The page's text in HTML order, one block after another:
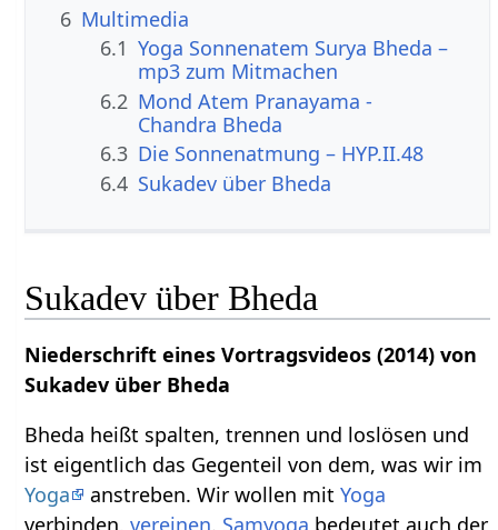
6 Multimedia
6.1 Yoga Sonnenatem Surya Bheda –
mp3 zum Mitmachen
6.2 Mond Atem Pranayama -
Chandra Bheda
6.3 Die Sonnenatmung – HYP.II.48
6.4 Sukadev über Bheda
Sukadev über Bheda
Niederschrift eines Vortragsvideos (2014) von
Sukadev über Bheda
Bheda heißt spalten, trennen und loslösen und
ist eigentlich das Gegenteil von dem, was wir im
Yoga
anstreben. Wir wollen mitYoga